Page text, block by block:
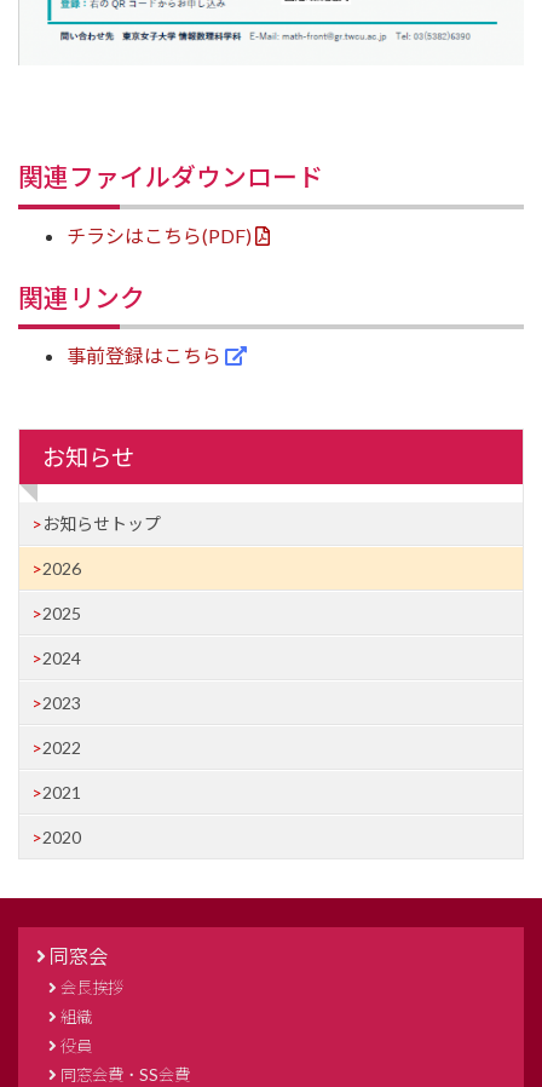
関連ファイルダウンロード
チラシはこちら(PDF)
関連リンク
事前登録はこちら
お知らせ
お知らせトップ
2026
2025
2024
2023
2022
2021
2020
同窓会
会長挨拶
組織
役員
同窓会費・SS会費